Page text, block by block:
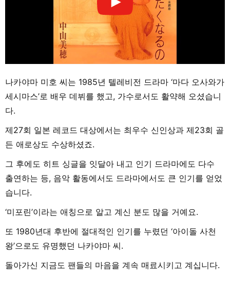
나카야마 미호 씨는 1985년 텔레비전 드라마 ‘마다 오사와가
세시마스’로 배우 데뷔를 했고, 가수로서도 활약해 오셨습니
다.
제27회 일본 레코드 대상에서는 최우수 신인상과 제23회 골
든 애로상도 수상하셨죠.
그 후에도 히트 싱글을 잇달아 내고 인기 드라마에도 다수
출연하는 등, 음악 활동에서도 드라마에서도 큰 인기를 얻었
습니다.
‘미포린’이라는 애칭으로 알고 계신 분도 많을 거예요.
또 1980년대 후반에 절대적인 인기를 누렸던 ‘아이돌 사천
왕’으로도 유명했던 나카야마 씨.
돌아가신 지금도 팬들의 마음을 계속 매료시키고 계십니다.